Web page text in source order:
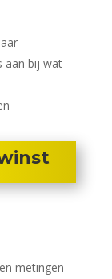
aan bij wat
metingen